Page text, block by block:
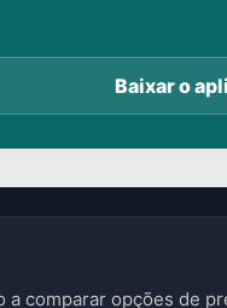
Baixar o
comparar opções de